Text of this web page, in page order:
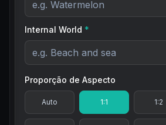
Internal World *
Proporção de Aspecto
Auto 1:1 1:2